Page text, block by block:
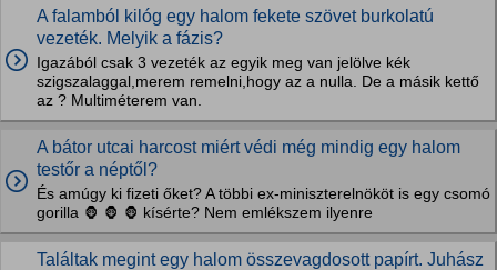
A falamból kilóg egy halom fekete szövet burkolatú
vezeték. Melyik a fázis?
Igazából csak 3 vezeték az egyik meg van jelölve kék
szigszalaggal,merem remelni,hogy az a nulla. De a másik kettő
az ? Multiméterem van.
A bátor utcai harcost miért védi még mindig egy halom
testőr a néptől?
És amúgy ki fizeti őket? A többi ex-miniszterelnököt is egy csomó
gorilla 🦍 🦍 🦍 kísérte? Nem emlékszem ilyenre
Találtak megint egy halom összevagdosott papírt. Juhász